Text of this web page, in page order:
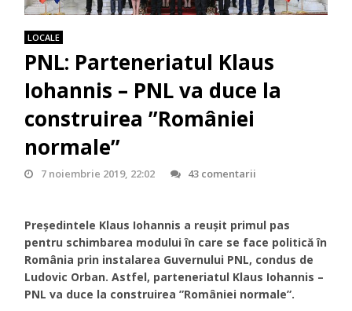
LOCALE
PNL: Parteneriatul Klaus
Iohannis – PNL va duce la
construirea ”României
normale”
7 noiembrie 2019, 22:02 43 comentarii
Președintele Klaus Iohannis a reușit primul pas
pentru schimbarea modului în care se face politică în
România prin instalarea Guvernului PNL, condus de
Ludovic Orban. Astfel, parteneriatul Klaus Iohannis –
PNL va duce la construirea ”României normale”.